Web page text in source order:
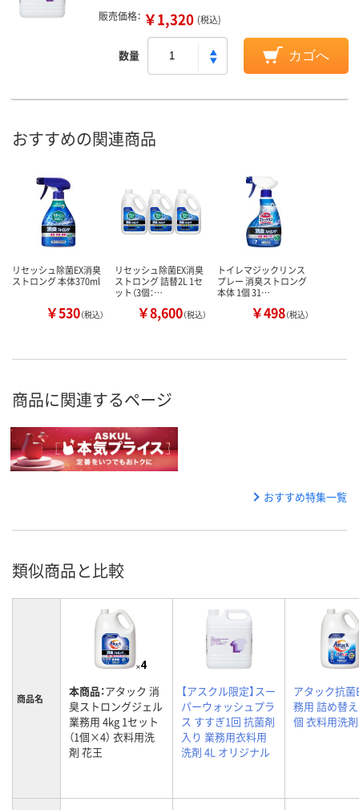
販売価格： ￥1,320 (税込)
数量 カゴへ
おすすめの関連商品
リセッシュ除菌EX消臭
ストロング 本体370ml
￥530（税込）
リセッシュ除菌EX消臭
ストロング 詰替2L 1セ
ット（3個：…
￥8,600（税込）
トイレマジックリンス
プレー 消臭ストロング
本体 1個 31…
￥498（税込）
商品に関連するページ
おすすめ特集一覧
類似商品と比較
商品名 本商品：アタック 消
臭ストロングジェル
業務用 4kg 1セット
（1個×4） 衣料用洗
剤 花王
【アスクル限定】スー
パーウォッシュプラ
ス すすぎ1回 抗菌剤
入り 業務用衣料用
洗剤 4L オリジナル
アタック抗菌
務用 詰め替
個 衣料用洗